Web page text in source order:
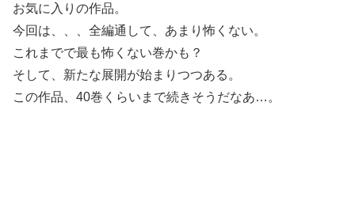
お気に入りの作品。
今回は、、、全編通して、あまり怖くない。
これまでで最も怖くない巻かも？
そして、新たな展開が始まりつつある。
この作品、40巻くらいまで続きそうだなあ…。